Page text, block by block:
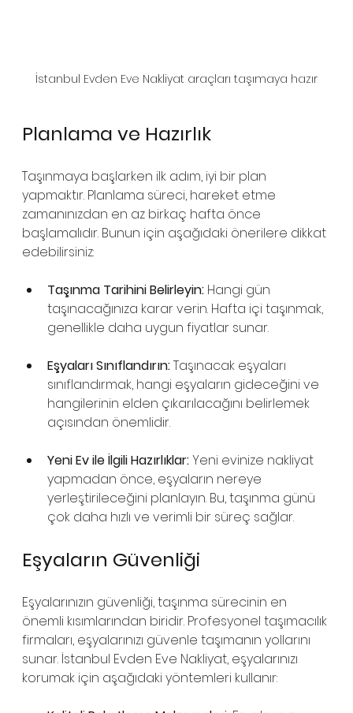
İstanbul Evden Eve Nakliyat araçları taşımaya hazır
Planlama ve Hazırlık
Taşınmaya başlarken ilk adım, iyi bir plan
yapmaktır. Planlama süreci, hareket etme
zamanınızdan en az birkaç hafta önce
başlamalıdır. Bunun için aşağıdaki önerilere dikkat
edebilirsiniz:
Taşınma Tarihini Belirleyin: Hangi gün
taşınacağınıza karar verin. Hafta içi taşınmak,
genellikle daha uygun fiyatlar sunar.
Eşyaları Sınıflandırın: Taşınacak eşyaları
sınıflandırmak, hangi eşyaların gideceğini ve
hangilerinin elden çıkarılacağını belirlemek
açısından önemlidir.
Yeni Ev ile İlgili Hazırlıklar: Yeni evinize nakliyat
yapmadan önce, eşyaların nereye
yerleştirileceğini planlayın. Bu, taşınma günü
çok daha hızlı ve verimli bir süreç sağlar.
Eşyaların Güvenliği
Eşyalarınızın güvenliği, taşınma sürecinin en
önemli kısımlarından biridir. Profesyonel taşımacılık
firmaları, eşyalarınızı güvenle taşımanın yollarını
sunar. İstanbul Evden Eve Nakliyat, eşyalarınızı
korumak için aşağıdaki yöntemleri kullanır: